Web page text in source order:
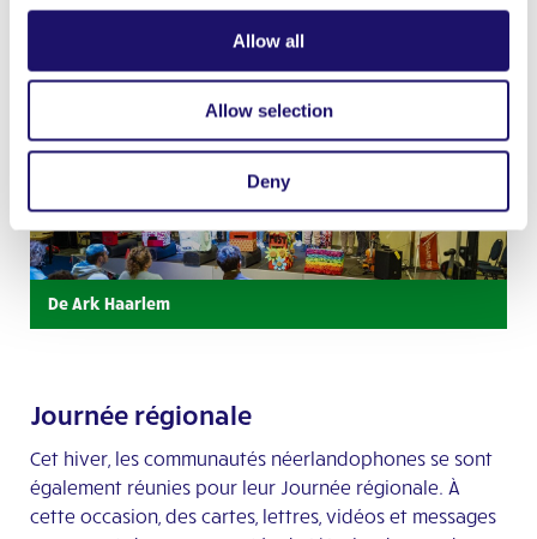
Allow all
Allow selection
Deny
De Ark Haarlem
Journée régionale
Cet hiver, les communautés néerlandophones se sont
également réunies pour leur Journée régionale. À
cette occasion, des cartes, lettres, vidéos et messages